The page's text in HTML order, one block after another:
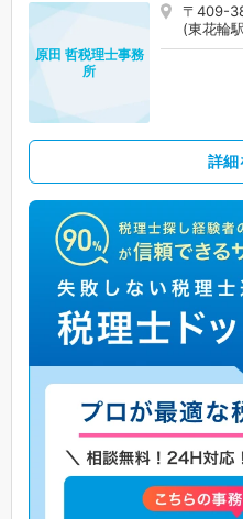
〒409-
(東花輪
原田 哲税理士事務
所
詳細